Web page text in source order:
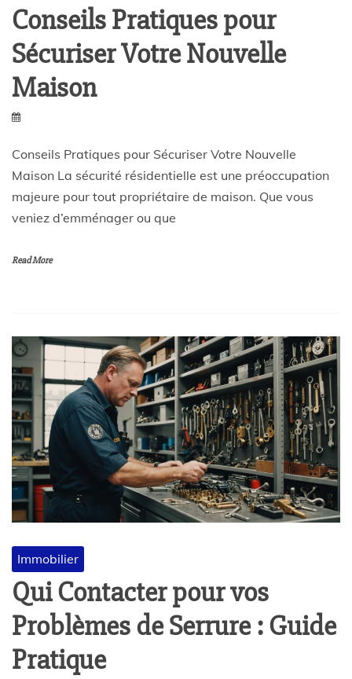
Conseils Pratiques pour
Sécuriser Votre Nouvelle
Maison
Conseils Pratiques pour Sécuriser Votre Nouvelle
Maison La sécurité résidentielle est une préoccupation
majeure pour tout propriétaire de maison. Que vous
veniez d’emménager ou que
Read More
Immobilier
Qui Contacter pour vos
Problèmes de Serrure : Guide
Pratique